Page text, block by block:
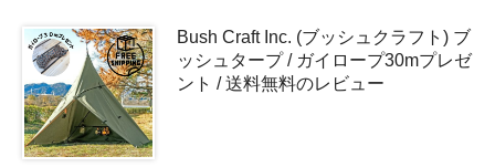
Bush Craft Inc. (ブッシュクラフト) ブ
ッシュタープ / ガイロープ30mプレゼ
ント / 送料無料のレビュー